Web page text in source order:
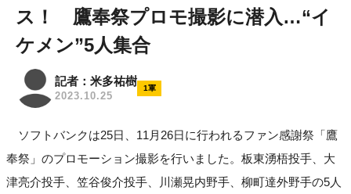
ス！ 鷹奉祭プロモ撮影に潜入…“イ
ケメン”5人集合
記者：米多祐樹
2023.10.25
1軍
ソフトバンクは25日、11月26日に行われるファン感謝祭「鷹
奉祭」のプロモーション撮影を行いました。板東湧梧投手、大
津亮介投手、笠谷俊介投手、川瀬晃内野手、柳町達外野手の5人